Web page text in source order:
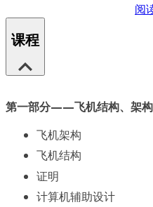
阅
课程
第一部分——飞机结构、架
飞机架构
飞机结构
证明
计算机辅助设计